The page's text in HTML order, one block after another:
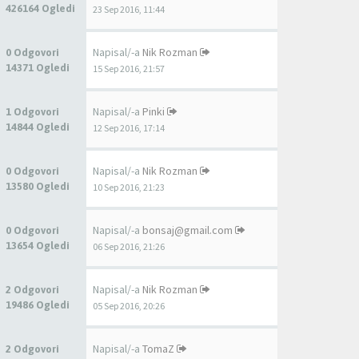
426164 Ogledi
23 Sep 2016, 11:44
0 Odgovori
14371 Ogledi
Napisal/-a Nik Rozman
15 Sep 2016, 21:57
1 Odgovori
14844 Ogledi
Napisal/-a Pinki
12 Sep 2016, 17:14
0 Odgovori
13580 Ogledi
Napisal/-a Nik Rozman
10 Sep 2016, 21:23
0 Odgovori
13654 Ogledi
Napisal/-a bonsaj@gmail.com
06 Sep 2016, 21:26
2 Odgovori
19486 Ogledi
Napisal/-a Nik Rozman
05 Sep 2016, 20:26
2 Odgovori
Napisal/-a TomaZ